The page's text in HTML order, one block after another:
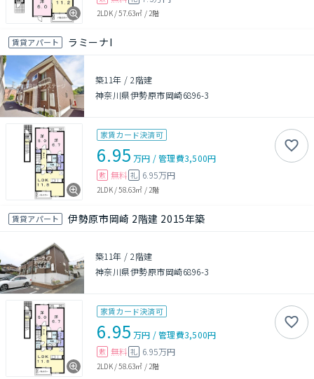
2LDK/57.63㎡ /2階
賃貸アパート ラミーナI
築11年 /2階建
神奈川県伊勢原市岡崎6896-3
家賃カード決済可
6.95 万円 /管理費3,500円
敷 無料 礼 6.95万円
2LDK/58.63㎡ /2階
賃貸アパート 伊勢原市岡崎 2階建 2015年築
築11年 /2階建
神奈川県伊勢原市岡崎6896-3
家賃カード決済可
6.95 万円 /管理費3,500円
敷 無料 礼 6.95万円
2LDK/58.63㎡ /2階